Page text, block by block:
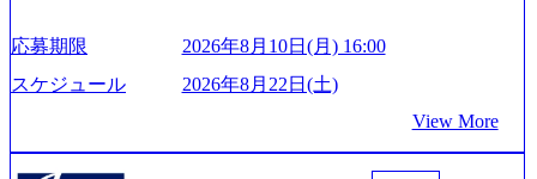
来黒字を維持し、急成長中でありながら安定した事業を展
円を目指す日本にもなかなかないメガベンチャー。創業か
ら黒字経営。年間130%成長 https://storage.googleapis.com/our-
527843-d227-4df8-b86c-5587f843fdf6_1200x471.webp https://stor
グ領域からその実行的側面であるITサービスの提供まで一
貫して支援する総合系・IT系ファームである あらゆる産業
において非常に良質な顧客基盤を築いており、Fortune Globa
手掛けたプロジェクトは「ファーストリテイリングにおけ
るグローバル化」「資生堂グループのDX化支援」「ヴィヴ
応募期限
2026年8月10日(月) 16:00
スケジュール
2026年8月22日(土)
View More